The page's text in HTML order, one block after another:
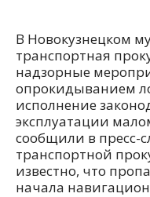
В Новокузнецком
транспортная
надзорные
опрокидыванием
исполнение
эксплуатации
сообщили в пресс-
транспортной
известно, что
начала